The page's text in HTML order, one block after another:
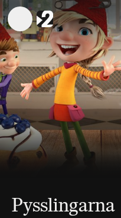
Pysslingarna